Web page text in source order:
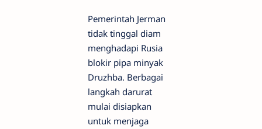
Pemerintah Jerman
tidak tinggal diam
menghadapi Rusia
blokir pipa minyak
Druzhba. Berbagai
langkah darurat
mulai disiapkan
untuk menjaga